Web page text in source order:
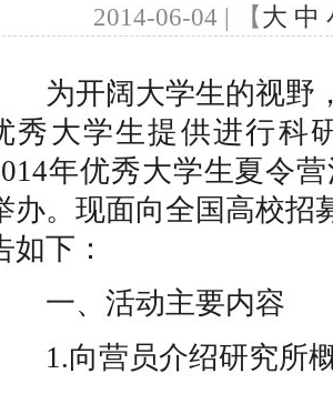
2014-06-04 | 【大 中
为开阔大学生的视野
秀大学生提供进行科
年优秀大学生夏令
办。现面向全国高校招
如下：
一、活动主要内容
1.向营员介绍研究所